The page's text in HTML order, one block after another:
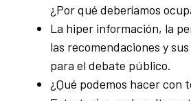
¿Por qué deberíamos
La hiper información, la
las recomendaciones y
para el debate público.
¿Qué podemos hacer con